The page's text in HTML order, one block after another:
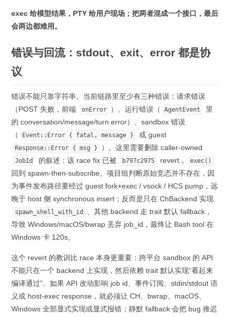
exec 给模型结果，PTY 给用户现场；把两者混成一个接口，最后
会两边都难用。
错误与回流：stdout、exit、error 都是协
议
错误不能只靠字符串。当前链路里至少有三种错误：请求错误
（POST 失败，前端
onError ）、运行错误（ AgentEvent
里
的 conversation/message/turn error）、sandbox 错误
（
Event::Error { fatal, message } 或 guest
Response::Error { msg } ）。这里需要删除 caller-owned
JobId 的叙述：该 race fix 已被 b797c2975 revert， exec()
回到 spawn-then-subscribe。项目组判断原始竞态并不存在，因
为事件发布路径要经过 guest fork+exec / vsock / HCS pump，远
晚于 host 侧 synchronous insert；反而是只在 ChBackend 实现
spawn_shell_with_id
、其他 backend 走 trait 默认 fallback，
导致 Windows/macOS/bwrap 丢弃 job_id，最终让 Bash tool 在
Windows 卡 120s。
这个 revert 的教训比 race 本身更重要：跨平台 sandbox 的 API
不能只在一个 backend 上实现，然后依赖 trait 默认实现“看起来
编译通过”。如果 API 改动影响 job id、事件订阅、stdin/stdout 语
义或 host-exec response，就必须让 CH、bwrap、macOS、
Windows 全部显式实现或显式报错；静默 fallback 会把 bug 推迟